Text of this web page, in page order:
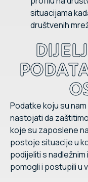
situacijama
društvenih
Podatke koju su
nastojati da
koje su zaposlene
postoje situacije u
podijeliti s
pomogli i postupili u